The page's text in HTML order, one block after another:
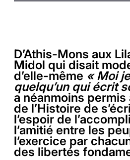
D’Athis-Mons aux
Midol qui disait
d’elle-même « Moi
quelqu’un qui écrit
a néanmoins permis
de l’Histoire de
l’espoir de
l’amitié entre les
l’exercice par
des libertés